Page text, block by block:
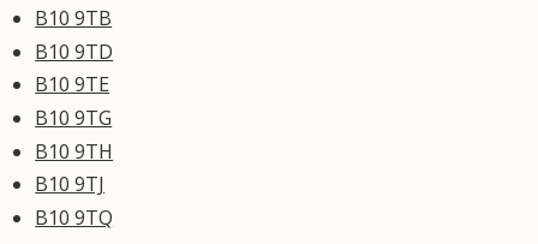
B10 9TB
B10 9TD
B10 9TE
B10 9TG
B10 9TH
B10 9TJ
B10 9TQ